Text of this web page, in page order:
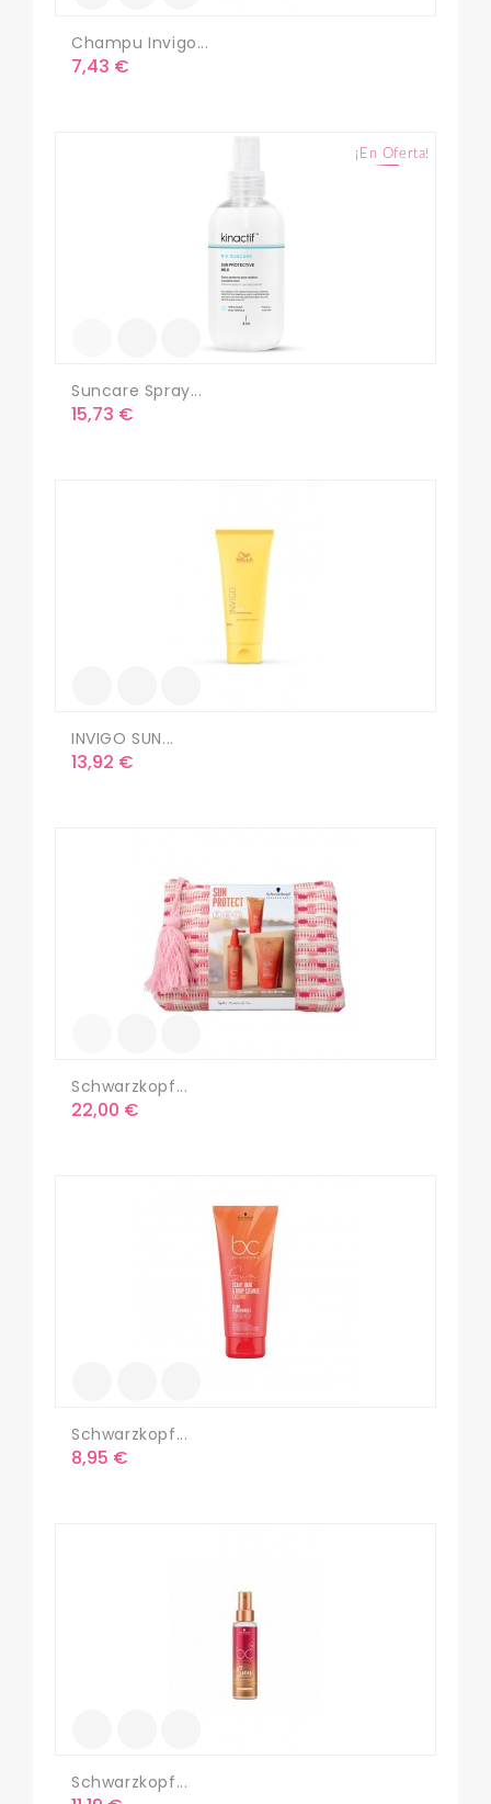
Champu Invigo...
Precio
7,43 €
¡En Oferta!
Suncare Spray...
Precio
15,73 €
INVIGO SUN...
Precio
13,92 €
Schwarzkopf...
Precio
22,00 €
Schwarzkopf...
Precio
8,95 €
Schwarzkopf...